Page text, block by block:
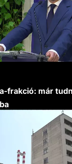
frakció: már